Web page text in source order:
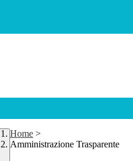
Home >
Amministrazione Trasparente